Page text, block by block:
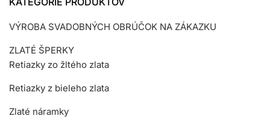
VÝROBA SVADOBNÝCH OBRÚČOK NA ZÁKAZKU
ZLATÉ ŠPERKY
Retiazky zo žltého zlata
Retiazky z bieleho zlata
Zlaté náramky